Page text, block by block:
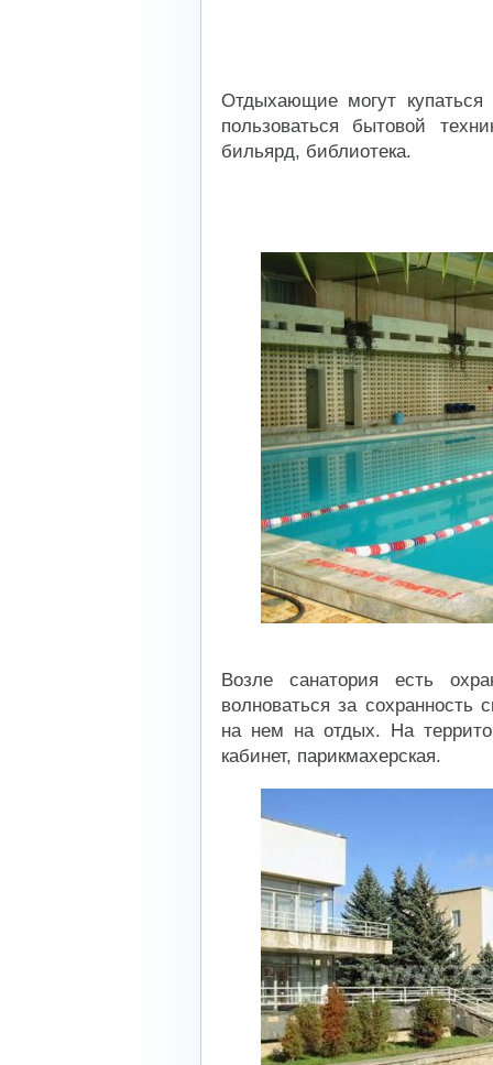
Отдыхающие могут
пользоваться бытовой
бильярд, библиотека.
Возле санатория есть
волноваться за сохранность
на нем на отдых. На
кабинет, парикмахерская.